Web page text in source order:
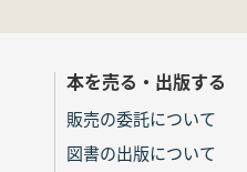
本を売る・出版する
販売の委託について
図書の出版について